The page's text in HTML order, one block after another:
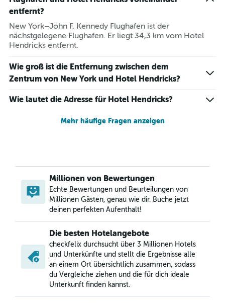
entfernt?
New York–John F. Kennedy Flughafen ist der
nächstgelegene Flughafen. Er liegt 34,3 km vom Hotel
Hendricks entfernt.
Wie groß ist die Entfernung zwischen dem
Zentrum von New York und Hotel Hendricks?
Wie lautet die Adresse für Hotel Hendricks?
Mehr häufige Fragen anzeigen
Millionen von Bewertungen
Echte Bewertungen und Beurteilungen von
Millionen Gästen, genau wie dir. Buche jetzt
deinen perfekten Aufenthalt!
Die besten Hotelangebote
checkfelix durchsucht über 3 Millionen Hotels
und Unterkünfte und stellt die Ergebnisse alle
an einem Ort übersichtlich zusammen, sodass
du Vergleiche ziehen und die für dich ideale
Unterkunft finden kannst.